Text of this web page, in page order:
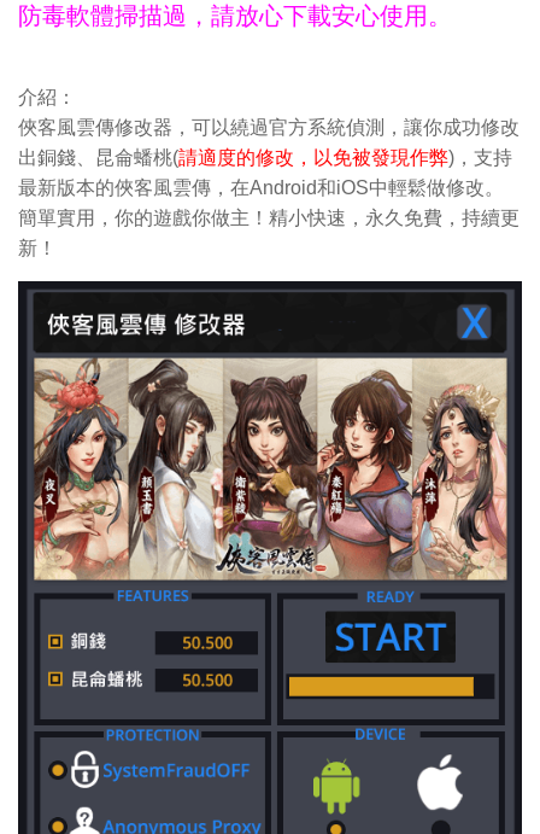
防毒軟體掃描過，請放心下載安心使用。
介紹：
俠客風雲傳修改器，可以繞過官方系統偵測，讓你成功修改
出銅錢、昆侖蟠桃(請適度的修改，以免被發現作弊)，支持
最新版本的俠客風雲傳，在Android和iOS中輕鬆做修改。
簡單實用，你的遊戲你做主！精小快速，永久免費，持續更
新！